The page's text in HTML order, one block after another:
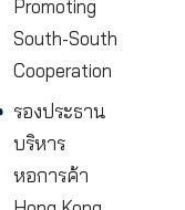
เมืองแห่ง
เทศบาลนค
ประชาชนจี